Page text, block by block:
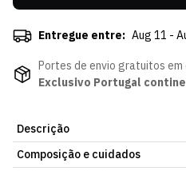
Entregue entre: Aug 11 -
Portes de envio gratuitos
Exclusivo Portugal
Descrição
Casaco Softshell preto, com o
Composição e cuidados